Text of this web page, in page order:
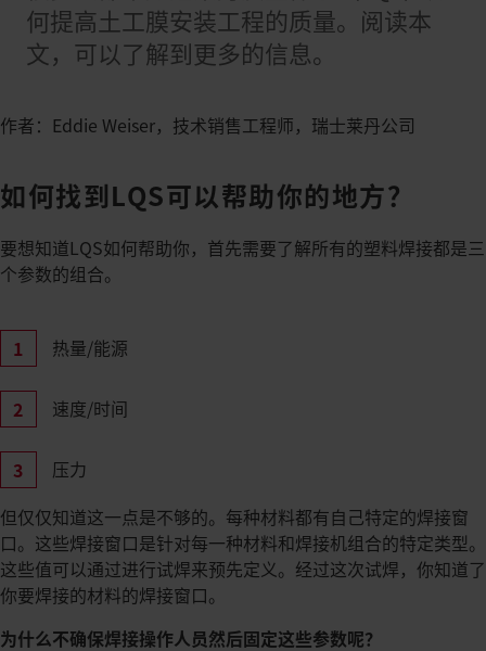
何提高土工膜安装工程的质量。阅读本
文，可以了解到更多的信息。
作者：Eddie Weiser，技术销售工程师，瑞士莱丹公司
如何找到LQS可以帮助你的地方？
要想知道LQS如何帮助你，首先需要了解所有的塑料焊接都是三
个参数的组合。
热量/能源
速度/时间
压力
但仅仅知道这一点是不够的。每种材料都有自己特定的焊接窗
口。这些焊接窗口是针对每一种材料和焊接机组合的特定类型。
这些值可以通过进行试焊来预先定义。经过这次试焊，你知道了
你要焊接的材料的焊接窗口。
为什么不确保焊接操作人员然后固定这些参数呢？